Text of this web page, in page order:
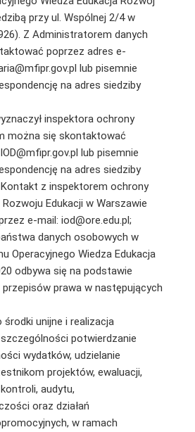
przy ul. Wspólnej 2/4 w
Z Administratorem danych
poprzez adres e-
lub pisemnie
na adres siedziby
inspektora ochrony
można się skontaktować
lub pisemnie
na adres siedziby
z inspektorem ochrony
Edukacji w Warszawie
e-mail: iod@ore.edu.pl;
danych osobowych w
Operacyjnego Wiedza Edukacja
odbywa się na podstawie
prawa w następujących
środki unijne i realizacja
potwierdzanie
wydatków, udzielanie
projektów, ewaluacji,
audytu,
oraz działań
w ramach